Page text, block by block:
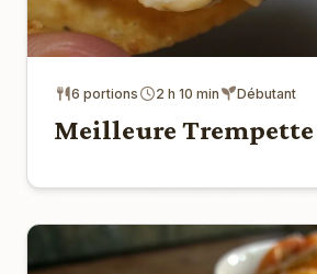
6 portions 2 h 10 min Débutant
Meilleure Trempette